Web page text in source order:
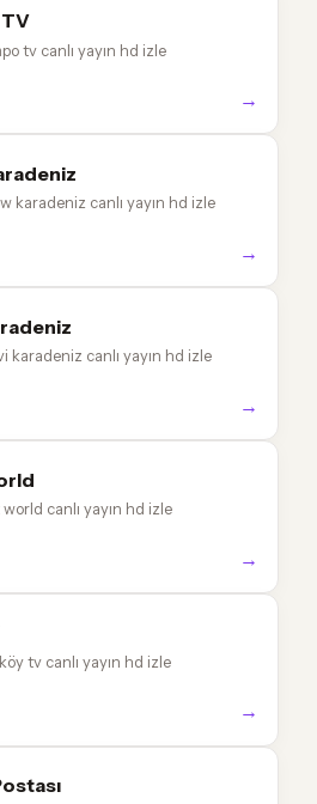
tv canlı yayın hd izle
→
karadeniz canlı yayın hd izle
→
karadeniz canlı yayın hd izle
→
world canlı yayın hd izle
→
köy tv canlı yayın hd izle
→